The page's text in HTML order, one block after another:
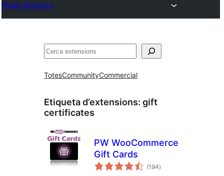
Plugin Directory
Cerca
TotesCommunityCommercial
Etiqueta d’extensions: gift
certificates
PW WooCommerce
Gift Cards
(194puntuacions
totals
)